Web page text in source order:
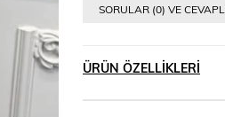
SORULAR (0) VE
ÜRÜN ÖZELLIKLERI